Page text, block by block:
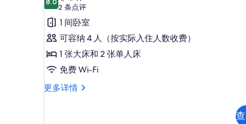
家
庭
房
的
所
有
8.0 分，满分 10 分
2 条点评
(2
条
点
评)
1 间卧室
可容纳 4 人（按实际入住人数收费）
1 张大床和 2 张单人床
免费 Wi-Fi
更多详情
家